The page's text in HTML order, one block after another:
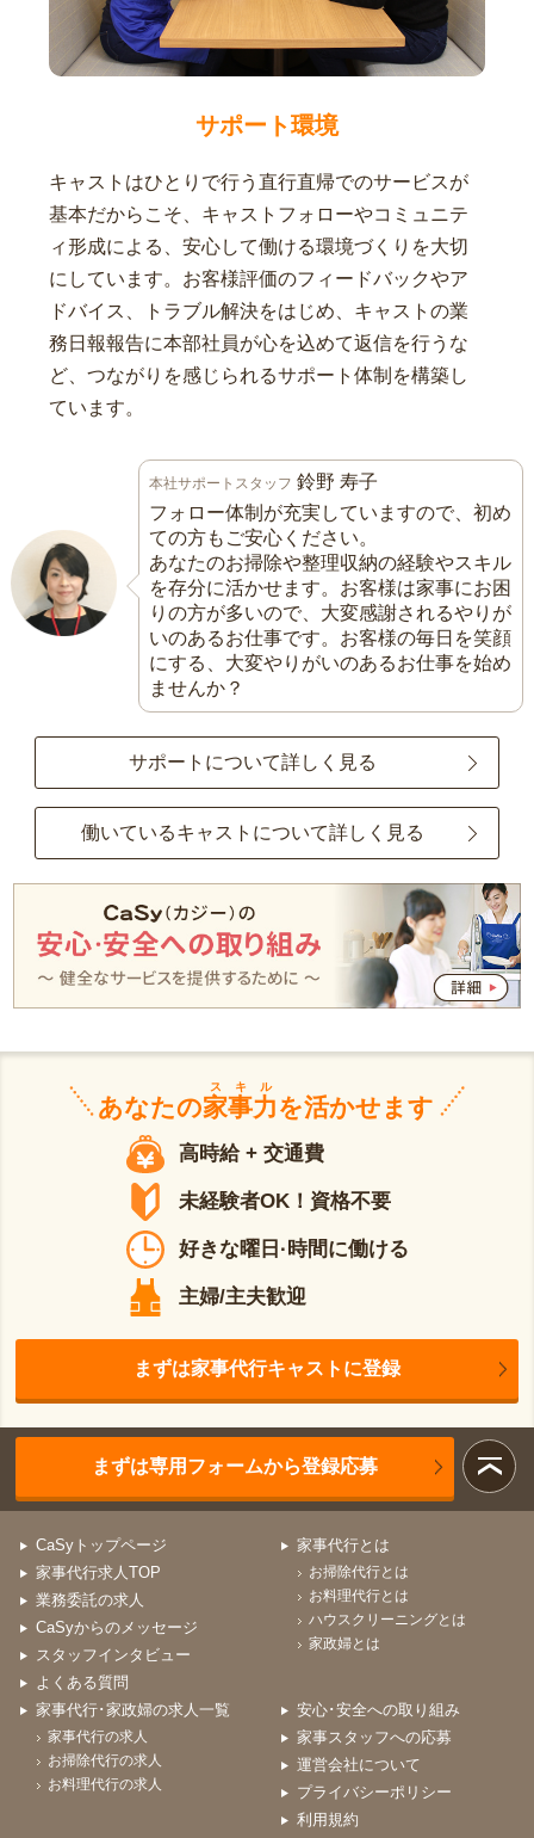
サポート環境
キャストはひとりで行う直行直帰でのサービスが
基本だからこそ、キャストフォローやコミュニテ
ィ形成による、安心して働ける環境づくりを大切
にしています。お客様評価のフィードバックやア
ドバイス、トラブル解決をはじめ、キャストの業
務日報報告に本部社員が心を込めて返信を行うな
ど、つながりを感じられるサポート体制を構築し
ています。
本社サポートスタッフ 鈴野 寿子
フォロー体制が充実していますので、初め
ての方もご安心ください。
あなたのお掃除や整理収納の経験やスキル
を存分に活かせます。お客様は家事にお困
りの方が多いので、大変感謝されるやりが
いのあるお仕事です。お客様の毎日を笑顔
にする、大変やりがいのあるお仕事を始め
ませんか？
サポートについて詳しく見る
働いているキャストについて詳しく見る
あなたの家事力
スキル
を活かせます
高時給 + 交通費
未経験者OK！資格不要
好きな曜日·時間に働ける
主婦/主夫歓迎
まずは家事代行キャストに登録
まずは専用フォームから登録応募
CaSyトップページ
家事代行求人TOP
業務委託の求人
CaSyからのメッセージ
スタッフインタビュー
よくある質問
家事代行とは
お掃除代行とは
お料理代行とは
ハウスクリーニングとは
家政婦とは
家事代行･家政婦の求人一覧
家事代行の求人
お掃除代行の求人
お料理代行の求人
安心･安全への取り組み
家事スタッフへの応募
運営会社について
プライバシーポリシー
利用規約